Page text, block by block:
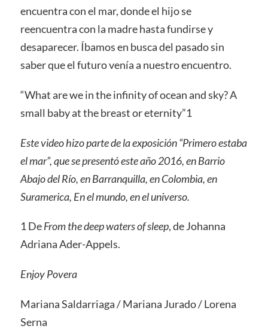
encuentra con el mar, donde el hijo se
reencuentra con la madre hasta fundirse y
desaparecer. Íbamos en busca del pasado sin
saber que el futuro venía a nuestro encuentro.
“What are we in the infinity of ocean and sky? A
small baby at the breast or eternity”1
Este video hizo parte de la exposición “Primero estaba
el mar”, que se presentó este año 2016, en Barrio
Abajo del Río, en Barranquilla, en Colombia, en
Suramerica, En el mundo, en el universo.
1 DeFrom the deep waters of sleep, de Johanna
Adriana Ader-Appels.
Enjoy Povera
Mariana Saldarriaga / Mariana Jurado / Lorena
Serna